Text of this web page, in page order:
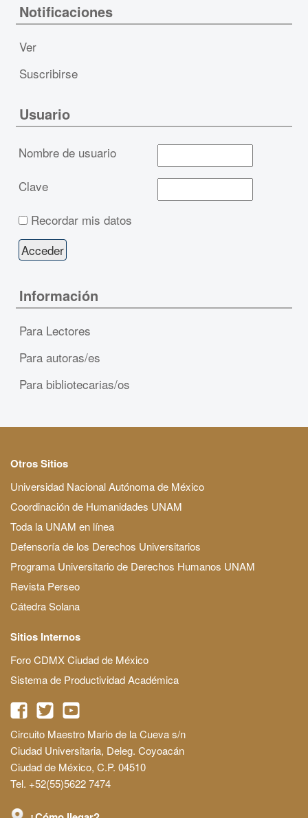
Notificaciones
Ver
Suscribirse
Usuario
Nombre de usuario
Clave
Recordar mis datos
Información
Para Lectores
Para autoras/es
Para bibliotecarias/os
Otros Sitios
Universidad Nacional Autónoma de México
Coordinación de Humanidades UNAM
Toda la UNAM en línea
Defensoría de los Derechos Universitarios
Programa Universitario de Derechos Humanos UNAM
Revista Perseo
Cátedra Solana
Sitios Internos
Foro CDMX Ciudad de México
Sistema de Productividad Académica
Circuito Maestro Mario de la Cueva s/n
Ciudad Universitaria, Deleg. Coyoacán
Ciudad de México, C.P. 04510
Tel. +52(55)5622 7474